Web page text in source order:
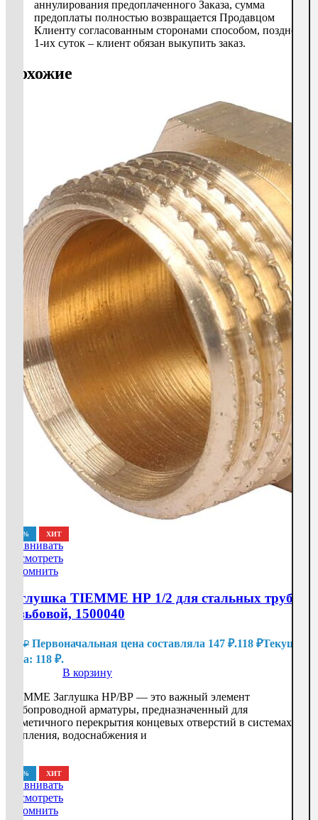
аннулирования предоплаченного Заказа, сумма
предоплаты полностью возвращается Продавцом
Клиенту согласованным сторонами способом, позднее
1-их суток – клиент обязан выкупить заказ.
Похожие
-20% ХИТ
Сравнивать
Посмотреть
Запомнить
Заглушка TIEMME НР 1/2 для стальных труб
резьбовой, 1500040
₽ Первоначальная цена составляла 147 ₽.118 ₽Текущая
цена: 118 ₽.
В корзину
TIEMME Заглушка НР/ВР — это важный элемент
трубопроводной арматуры, предназначенный для
герметичного перекрытия концевых отверстий в системах
отопления, водоснабжения и
-20% ХИТ
Сравнивать
Посмотреть
Запомнить